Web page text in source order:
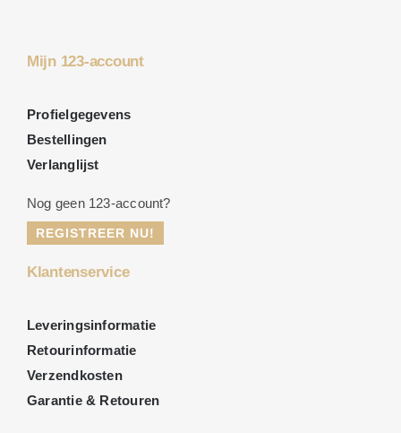
Mijn 123-account
Profielgegevens
Bestellingen
Verlanglijst
Nog geen 123-account?
REGISTREER NU!
Klantenservice
Leveringsinformatie
Retourinformatie
Verzendkosten
Garantie & Retouren